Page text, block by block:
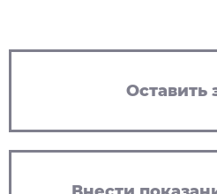
Оставить